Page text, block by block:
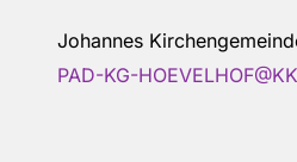
Johannes
PAD-KG-